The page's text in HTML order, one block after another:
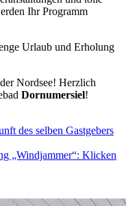
Ihr Programm
Urlaub und Erholung
Nordsee! Herzlich
Dornumersiel!
„Windjammer“: Klicken